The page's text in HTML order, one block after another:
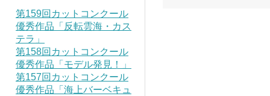
第159回カットコンクール
優秀作品「反転雲海・カス
テラ」
第158回カットコンクール
優秀作品「モデル発見！」
第157回カットコンクール
優秀作品「海上バーベキュ